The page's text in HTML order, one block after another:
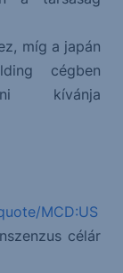
míg a japán
cégben
kívánja
MCD:US
célár